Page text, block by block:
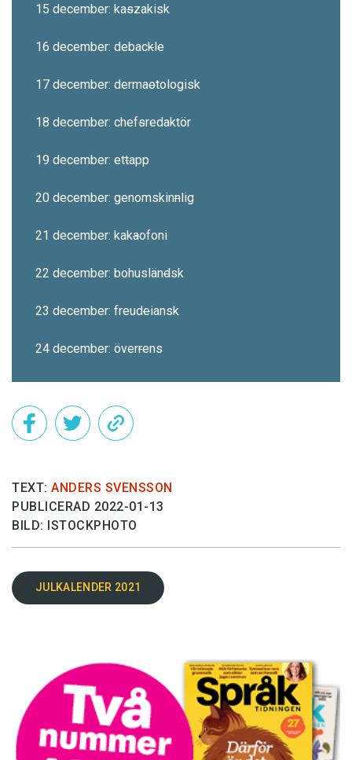
15 december: kaszakisk
16 december: debackle
17 december: dermaotologisk
18 december: chefsredaktör
19 december: ettapp
20 december: genomskinnlig
21 december: kakaofoni
22 december: bohusländsk
23 december: freudeiansk
24 december: överrens
TEXT: ANDERS SVENSSON
PUBLICERAD 2022-01-13
BILD: ISTOCKPHOTO
JULKALENDER 2021